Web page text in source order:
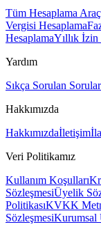
Tüm Hesaplama
Vergisi Hesaplama
HesaplamaYıllık İzin
Yardım
Sıkça Sorulan Sorular
Hakkımızda
Hakkımızdaİletişim
Veri Politikamız
Kullanım Koşulları
SözleşmesiÜyelik
PolitikasıKVKK
SözleşmesiKurumsal